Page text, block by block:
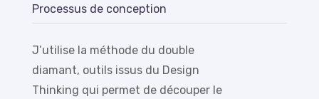
Processus de conception
J’utilise la méthode du double
diamant, outils issus du Design
Thinking qui permet de découper le